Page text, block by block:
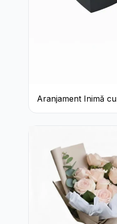
Aranjament Inimă cu
Trandafiri Roșii și